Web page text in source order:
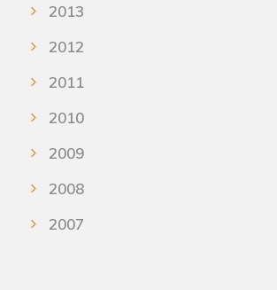
2013
2012
2011
2010
2009
2008
2007